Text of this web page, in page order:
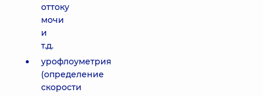
оттоку
мочи
и
т.д.
урофлоуметрия
(определение
скорости